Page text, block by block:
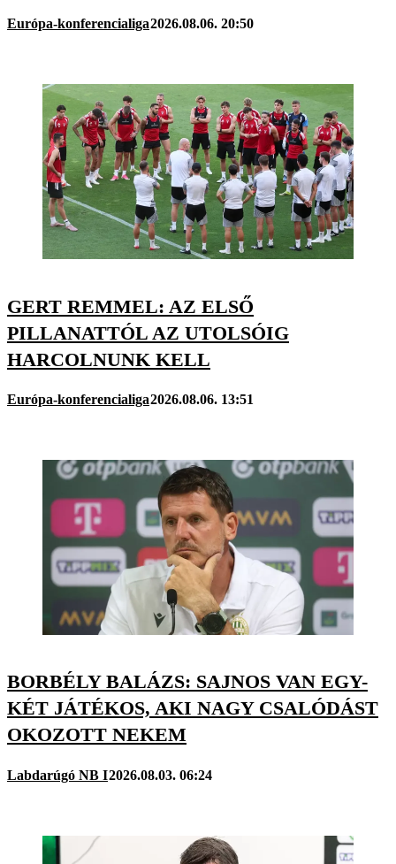
Európa-konferencialiga2026.08.06. 20:50
GERT REMMEL: AZ ELSŐ
PILLANATTÓL AZ UTOLSÓIG
HARCOLNUNK KELL
Európa-konferencialiga2026.08.06. 13:51
BORBÉLY BALÁZS: SAJNOS VAN EGY-
KÉT JÁTÉKOS, AKI NAGY CSALÓDÁST
OKOZOTT NEKEM
Labdarúgó NB I2026.08.03. 06:24